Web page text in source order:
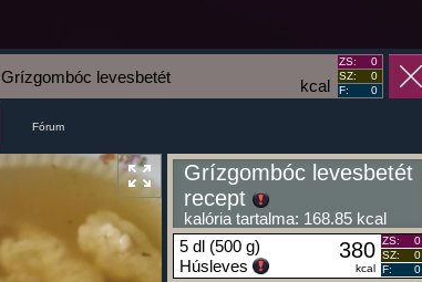
kcal
Grízgombóc levesbetét
ZS:
0
SZ:
0
F:
0
Fórum
Grízgombóc levesbetét
recept
kalória tartalma: 168.85 kcal
5 dl (500 g)
Húsleves
380
kcal
ZS:
0
SZ:
0
F:
0